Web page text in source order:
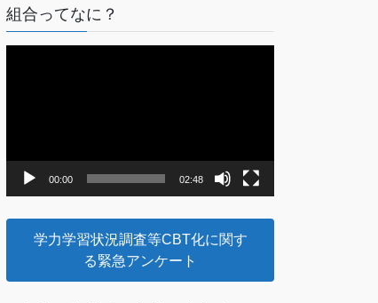
組合ってなに？
ヤ
00:00 02:48
学力学習状況調査等CBT化に関す
る緊急アンケート